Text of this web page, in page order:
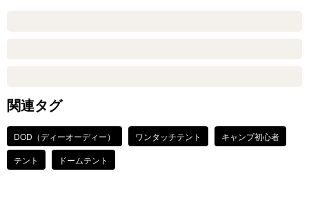
関連タグ
DOD（ディーオーディー） ワンタッチテント
キャンプ初心者
テント
ドームテント